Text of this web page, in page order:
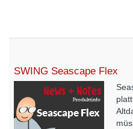
SWING Seascape Flex